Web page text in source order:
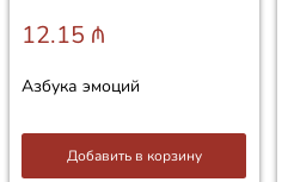
12.15 ₼
Азбука эмоций
Добавить в корзину